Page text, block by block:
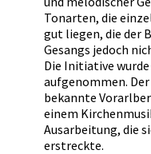
Tonarten, die
gut liegen, die der
Gesangs jedoch
Die Initiative
aufgenommen.
bekannte
einem
Ausarbeitung, die
erstreckte.